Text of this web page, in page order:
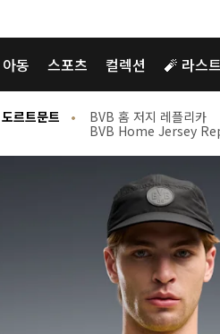
아동 스포츠 컬렉션 🧨 라스
르트문트
BVB 홈 저지 레플리카
BVB Home Jersey